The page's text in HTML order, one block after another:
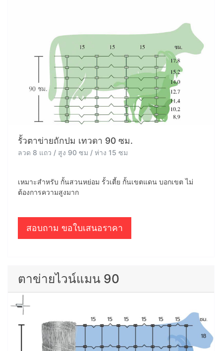
รั้วตาข่ายถักปม เทวดา 90 ซม.
ลวด 8 แถว / สูง 90 ซม / ห่าง 15 ซม
เหมาะสำหรับ กั้นสวนหย่อม รั้วเตี้ย กั้นเขตแดน บอกเขต ไม่
ต้องการความสูงมาก
สอบถาม ขอใบเสนอราคา
ตาข่ายไวน์แมน 90